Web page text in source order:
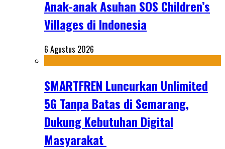
Anak-anak Asuhan SOS Children’s
Villages di Indonesia
6 Agustus 2026
SMARTFREN Luncurkan Unlimited
5G Tanpa Batas di Semarang,
Dukung Kebutuhan Digital
Masyarakat